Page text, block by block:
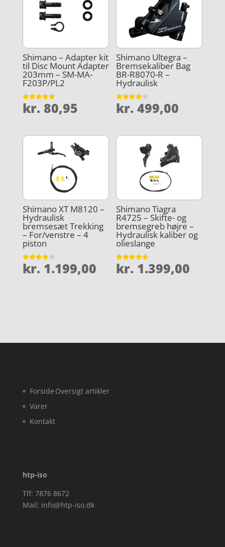
Shimano – Adapter kit
til Disc Mount Adapter
203mm – SM-MA-
F203P/PL2
Vurderet
kr. 80,95
Shimano Ultegra –
Bremsekaliber Bag
BR-R8070-R –
Hydraulisk
Vurderet
4.1
kr. 499,00
Shimano XT M8120 –
Hydraulisk
bremsesæt Trekking
– For/venstre – 4
piston
Vurderet
4
kr. 1.199,00
Shimano Tiagra
R4725 – Skifte- og
bremsegreb højre –
Hydraulisk kaliber og
olieslange
Vurderet
4.7
kr. 1.399,00
Forside
Varer
Kontakt
Oversigt artikler
htp-iso
Tlf: 7876 8672
Mail: info@htp-iso.dk